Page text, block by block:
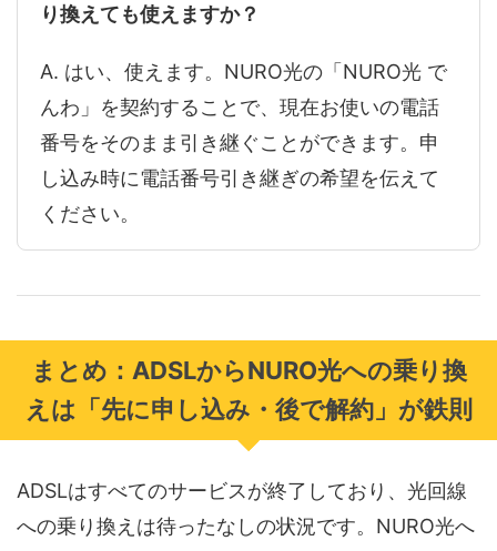
り換えても使えますか？
A. はい、使えます。NURO光の「NURO光 で
んわ」を契約することで、現在お使いの電話
番号をそのまま引き継ぐことができます。申
し込み時に電話番号引き継ぎの希望を伝えて
ください。
まとめ：ADSLからNURO光への乗り換
えは「先に申し込み・後で解約」が鉄則
ADSLはすべてのサービスが終了しており、光回線
への乗り換えは待ったなしの状況です。NURO光へ